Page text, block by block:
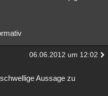
06.06.2012 um 12:02
Aussage zu